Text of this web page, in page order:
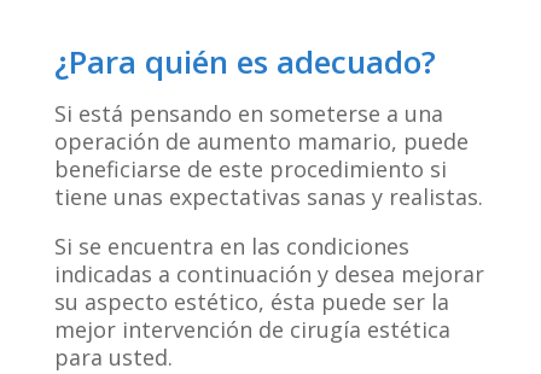
¿Para quién es adecuado?
Si está pensando en someterse a una
operación de aumento mamario, puede
beneficiarse de este procedimiento si
tiene unas expectativas sanas y realistas.
Si se encuentra en las condiciones
indicadas a continuación y desea mejorar
su aspecto estético, ésta puede ser la
mejor intervención de cirugía estética
para usted.